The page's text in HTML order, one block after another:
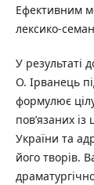
Ефективним
лексико-
У результаті
О. Ірванець
формулює
пов’язаних
України та
його творів.